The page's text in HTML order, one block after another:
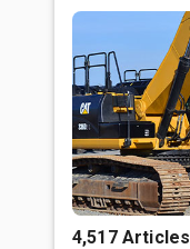
4,517 Articles